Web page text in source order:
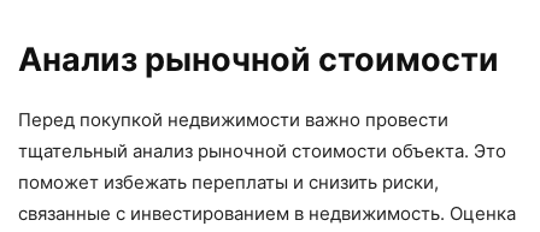
Анализ рыночной стоимости
Перед покупкой недвижимости важно провести
тщательный анализ рыночной стоимости объекта. Это
поможет избежать переплаты и снизить риски,
связанные с инвестированием в недвижимость. Оценка